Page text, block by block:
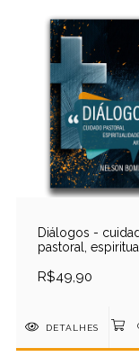
Diálogos -
pastoral,
R$49,90
DETALHES